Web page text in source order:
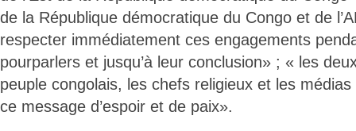
de la République démocratique du Congo et de
respecter immédiatement ces engagements
pourparlers et jusqu’à leur conclusion» ; « les
peuple congolais, les chefs religieux et les
ce message d’espoir et de paix».